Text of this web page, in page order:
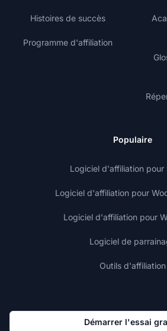
Histoires de succès
Programme d'affiliation
Populaire
Logiciel d'affiliation pour
Logiciel d'affiliation pour
Logiciel d'affiliation pour
Logiciel de
Outils d'affiliation
Démarrer l'essai